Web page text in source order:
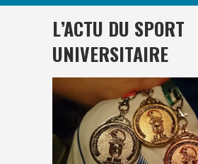
L’ACTU DU SPORT
UNIVERSITAIRE